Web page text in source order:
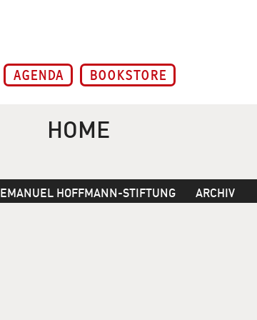
AGENDA BOOKSTORE
HOME
EMANUEL HOFFMANN-STIFTUNG ARCHIV